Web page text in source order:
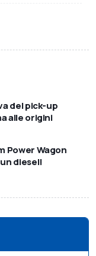
del pick-up
alle origini
Power Wagon
diesel!